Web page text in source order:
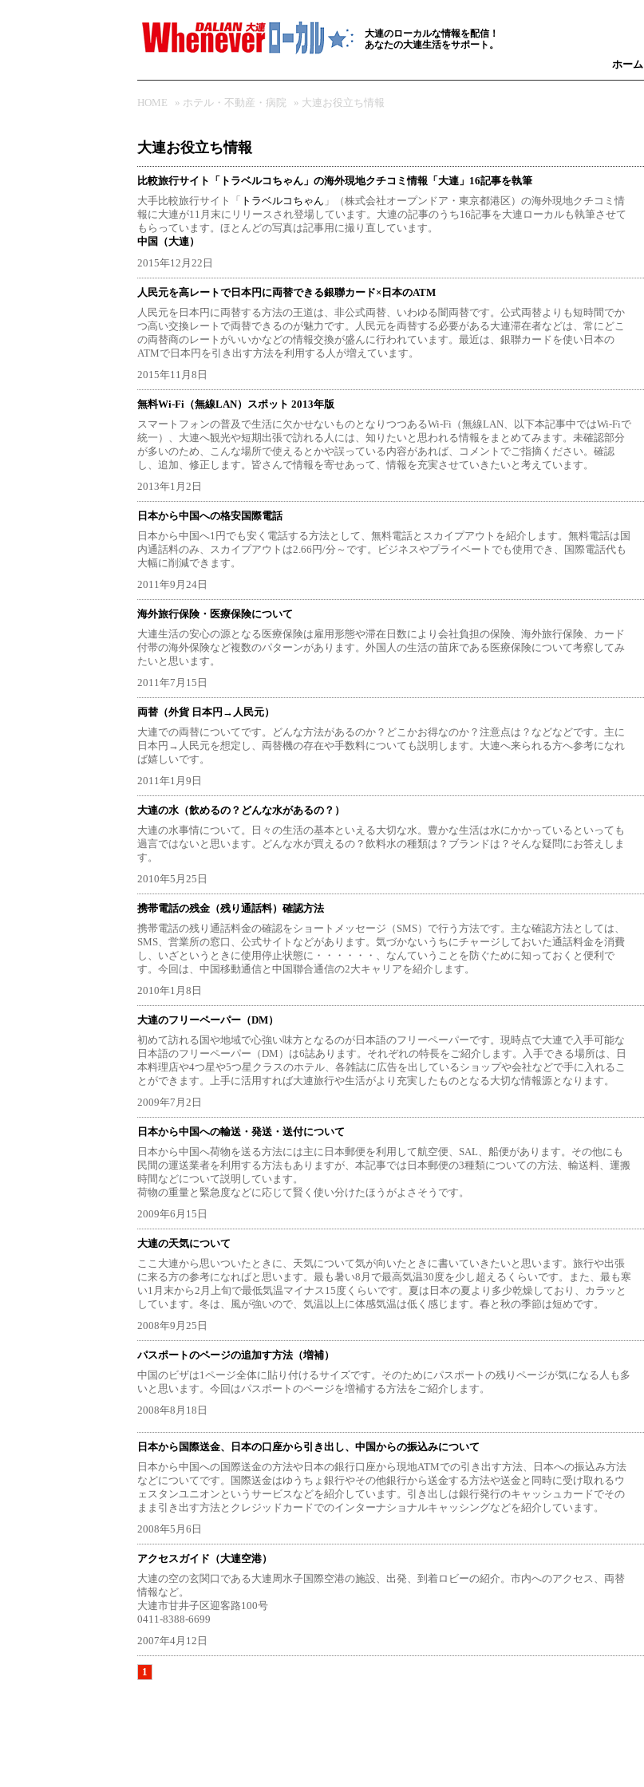
大連のローカルな情報を配信！
あなたの大連生活をサポート。
ホーム
HOME » ホテル・不動産・病院 » 大連お役立ち情報
大連お役立ち情報
比較旅行サイト「トラベルコちゃん」の海外現地クチコミ情報「大連」16記事を執筆
大手比較旅行サイト「
トラベルコちゃん 」（株式会社オープンドア・東京都港区）の海外現地クチコミ情
報に大連が11月末にリリースされ登場しています。大連の記事のうち16記事を大連ローカルも執筆させて
もらっています。ほとんどの写真は記事用に撮り直しています。
中国（大連）
2015年12月22日
人民元を高レートで日本円に両替できる銀聯カード×日本のATM
人民元を日本円に両替する方法の王道は、非公式両替、いわゆる闇両替です。公式両替よりも短時間でか
つ高い交換レートで両替できるのが魅力です。人民元を両替する必要がある大連滞在者などは、常にどこ
の両替商のレートがいいかなどの情報交換が盛んに行われています。最近は、銀聯カードを使い日本の
ATMで日本円を引き出す方法を利用する人が増えています。
2015年11月8日
無料Wi-Fi（無線LAN）スポット 2013年版
スマートフォンの普及で生活に欠かせないものとなりつつあるWi-Fi（無線LAN、以下本記事中ではWi-Fiで
統一）、大連へ観光や短期出張で訪れる人には、知りたいと思われる情報をまとめてみます。未確認部分
が多いのため、こんな場所で使えるとかや誤っている内容があれば、コメントでご指摘ください。確認
し、追加、修正します。皆さんで情報を寄せあって、情報を充実させていきたいと考えています。
2013年1月2日
日本から中国への格安国際電話
日本から中国へ1円でも安く電話する方法として、無料電話とスカイプアウトを紹介します。無料電話は国
内通話料のみ、スカイプアウトは2.66円/分～です。ビジネスやプライベートでも使用でき、国際電話代も
大幅に削減できます。
2011年9月24日
海外旅行保険・医療保険について
大連生活の安心の源となる医療保険は雇用形態や滞在日数により会社負担の保険、海外旅行保険、カード
付帯の海外保険など複数のパターンがあります。外国人の生活の苗床である医療保険について考察してみ
たいと思います。
2011年7月15日
両替（外貨 日本円→人民元）
大連での両替についてです。どんな方法があるのか？どこかお得なのか？注意点は？などなどです。主に
日本円→人民元を想定し、両替機の存在や手数料についても説明します。大連へ来られる方へ参考になれ
ば嬉しいです。
2011年1月9日
大連の水（飲めるの？どんな水があるの？）
大連の水事情について。日々の生活の基本といえる大切な水。豊かな生活は水にかかっているといっても
過言ではないと思います。どんな水が買えるの？飲料水の種類は？ブランドは？そんな疑問にお答えしま
す。
2010年5月25日
携帯電話の残金（残り通話料）確認方法
携帯電話の残り通話料金の確認をショートメッセージ（SMS）で行う方法です。主な確認方法としては、
SMS、営業所の窓口、公式サイトなどがあります。気づかないうちにチャージしておいた通話料金を消費
し、いざというときに使用停止状態に・・・・・・、なんていうことを防ぐために知っておくと便利で
す。今回は、中国移動通信と中国聯合通信の2大キャリアを紹介します。
2010年1月8日
大連のフリーペーパー（DM）
初めて訪れる国や地域で心強い味方となるのが日本語のフリーペーパーです。現時点で大連で入手可能な
日本語のフリーペーパー（DM）は6誌あります。それぞれの特長をご紹介します。入手できる場所は、日
本料理店や4つ星や5つ星クラスのホテル、各雑誌に広告を出しているショップや会社などで手に入れるこ
とができます。上手に活用すれば大連旅行や生活がより充実したものとなる大切な情報源となります。
2009年7月2日
日本から中国への輸送・発送・送付について
日本から中国へ荷物を送る方法には主に日本郵便を利用して航空便、SAL、船便があります。その他にも
民間の運送業者を利用する方法もありますが、本記事では日本郵便の3種類についての方法、輸送料、運搬
時間などについて説明しています。
荷物の重量と緊急度などに応じて賢く使い分けたほうがよさそうです。
2009年6月15日
大連の天気について
ここ大連から思いついたときに、天気について気が向いたときに書いていきたいと思います。旅行や出張
に来る方の参考になればと思います。最も暑い8月で最高気温30度を少し超えるくらいです。また、最も寒
い1月末から2月上旬で最低気温マイナス15度くらいです。夏は日本の夏より多少乾燥しており、カラッと
しています。冬は、風が強いので、気温以上に体感気温は低く感じます。春と秋の季節は短めです。
2008年9月25日
パスポートのページの追加す方法（増補）
中国のビザは1ページ全体に貼り付けるサイズです。そのためにパスポートの残りページが気になる人も多
いと思います。今回はパスポートのページを増補する方法をご紹介します。
2008年8月18日
日本から国際送金、日本の口座から引き出し、中国からの振込みについて
日本から中国への国際送金の方法や日本の銀行口座から現地ATMでの引き出す方法、日本への振込み方法
などについてです。国際送金はゆうちょ銀行やその他銀行から送金する方法や送金と同時に受け取れるウ
ェスタンユニオンというサービスなどを紹介しています。引き出しは銀行発行のキャッシュカードでその
まま引き出す方法とクレジッドカードでのインターナショナルキャッシングなどを紹介しています。
2008年5月6日
アクセスガイド（大連空港）
大連の空の玄関口である大連周水子国際空港の施設、出発、到着ロビーの紹介。市内へのアクセス、両替
情報など。
大連市甘井子区迎客路100号
0411-8388-6699
2007年4月12日
1